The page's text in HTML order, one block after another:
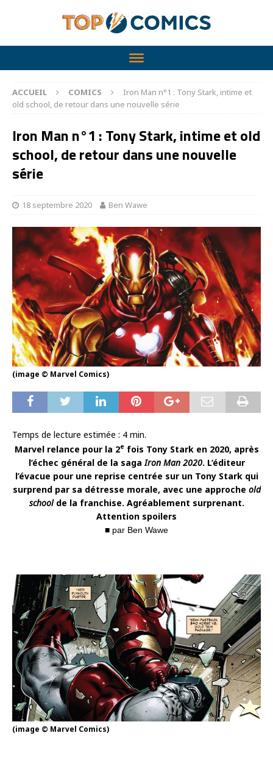
ACCUEIL COMICS
Iron Man n°1 : Tony Stark, intime et
old school, de retour dans une nouvelle série
Iron Man n°1 : Tony Stark, intime et old
school, de retour dans une nouvelle
série
18 septembre 2020 Ben Wawe
(image © Marvel Comics)
Temps de lecture estimée : 4 min.
Marvel relance pour la 2e fois Tony Stark en 2020, après
l’échec général de la sagaIron Man 2020. L’éditeur
l’évacue pour une reprise centrée sur un Tony Stark qui
surprend par sa détresse morale, avec une approche old
schoolde la franchise. Agréablement surprenant.
Attention spoilers
■ par Ben Wawe
(image © Marvel Comics)